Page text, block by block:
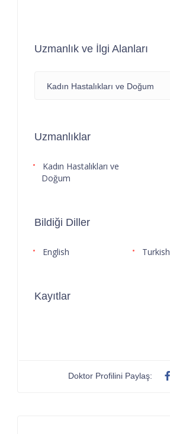
Uzmanlık ve İlgi Alanları
Kadın Hastalıkları ve Doğum
Uzmanlıklar
Kadın Hastalıkları ve
Doğum
Bildiği Diller
English Turkish
Kayıtlar
Doktor Profilini Paylaş: